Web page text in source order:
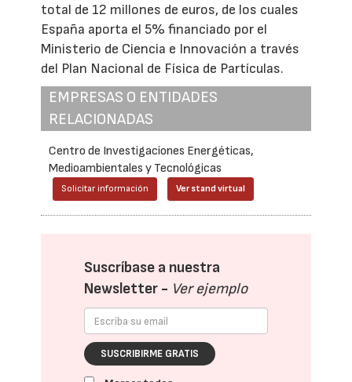
total de 12 millones de euros, de los cuales
España aporta el 5% financiado por el
Ministerio de Ciencia e Innovación a través
del Plan Nacional de Física de Partículas.
EMPRESAS O ENTIDADES
RELACIONADAS
Centro de Investigaciones Energéticas,
Medioambientales y Tecnológicas
Solicitar información Ver stand virtual
Suscríbase a nuestra
Newsletter - Ver ejemplo
SUSCRIBIRME GRATIS